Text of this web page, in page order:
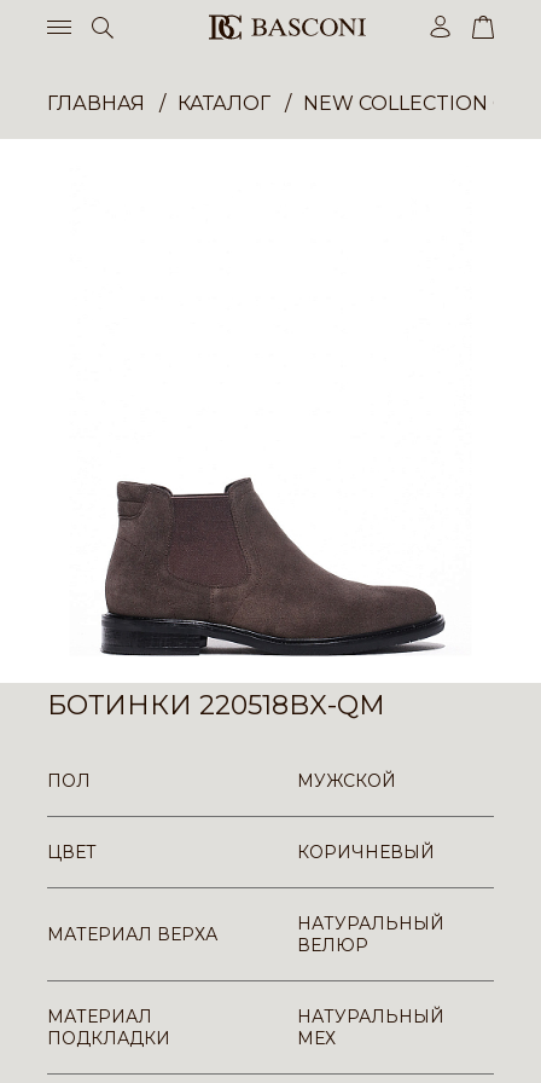
ГЛАВНАЯ КАТАЛОГ NEW COLLECTION
БОТИНКИ 220518BX-QM
ПОЛ МУЖСКОЙ
ЦВЕТ КОРИЧНЕВЫЙ
МАТЕРИАЛ ВЕРХА
НАТУРАЛЬНЫЙ
ВЕЛЮР
МАТЕРИАЛ
ПОДКЛАДКИ
НАТУРАЛЬНЫЙ
МЕХ